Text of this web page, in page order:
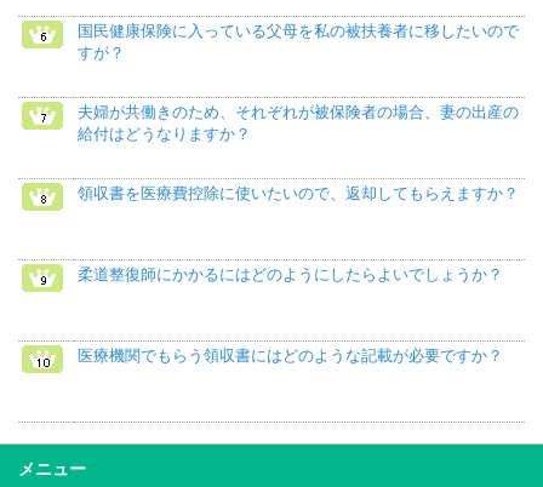
国民健康保険に入っている父母を私の被扶養者に移したいので
すが？
夫婦が共働きのため、それぞれが被保険者の場合、妻の出産の
給付はどうなりますか？
領収書を医療費控除に使いたいので、返却してもらえますか？
柔道整復師にかかるにはどのようにしたらよいでしょうか？
医療機関でもらう領収書にはどのような記載が必要ですか？
メニュー